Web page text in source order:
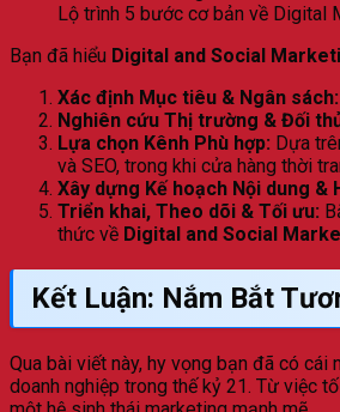
Lộ trình 5 bước cơ bản về Digital
Bạn đã hiểu Digital and Social
Xác định Mục tiêu & Ngân sách:
Nghiên cứu Thị trường & Đối
Lựa chọn Kênh Phù hợp: Dựa
và SEO, trong khi cửa hàng thời
Xây dựng Kế hoạch Nội dung &
Triển khai, Theo dõi & Tối ưu:
thức về Digital and Social
Kết Luận: Nắm Bắt
Qua bài viết này, hy vọng bạn đã có cái
doanh nghiệp trong thế kỷ 21. Từ việc